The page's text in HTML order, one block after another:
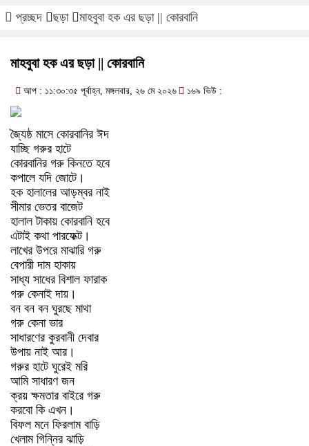
প্রচ্ছদ ছড়া মাহবুবা হক এর ছড়া || কোরবানি
মাহবুবা হক এর ছড়া || কোরবানি
আপ : ১১:৩০:৩৫ পূর্বাহ্ন, মঙ্গলবার, ২৬ মে ২০২৬ ১৬৯ ভিউ :
জ্যৈষ্ঠ মাসে কোরবানির ঈদ
যাচ্ছি গরুর হাটে
কোরবানির গরু কিনতে হবে
কপালে যদি জোটে।
হক হালালের আড়ম্বর নাই
সীমার ভেতর বাজেট
হালাল টাকায় কোরবানি হবে
এটাই কথা পারফেক্ট।
লাখের উপরে মাঝারি গরু
বেপারী দাম হাকায়
সাধ্য সাধের বিশাল ফারাক
গরু কেনাই দায়।
বন বন বন ঘুরছে মাথা
গরু কেনা ভার
সাধারণের কুরবানী দেবার
উপায় নাই আর।
গরুর হাটে ঘুরেই মরি
আমি সাধারণ জন
ক্রয় ক্ষমতার বাইরে গরু
করবো কি এখন।
বিফল মনে ফিরলাম বাড়ি
খেলাম গিন্নির ঝাড়ি